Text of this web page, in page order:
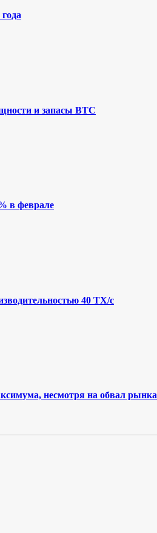
и запасы BTC
в феврале
40 ТХ/с
несмотря на обвал рынка